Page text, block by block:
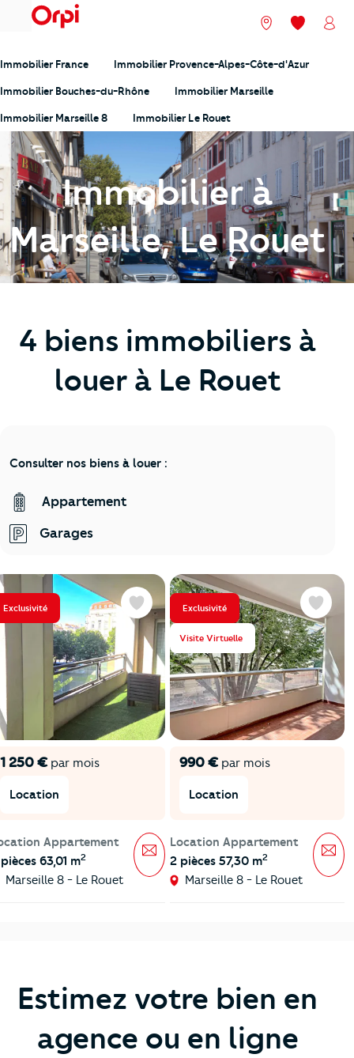
menu Nos agences
Mes
Immobilier France Immobilier Provence-Alpes-Côte-d'Azur
Immobilier Bouches-du-Rhône Immobilier Marseille
Immobilier Marseille 8 Immobilier Le Rouet
Immobilier à
Marseille, Le Rouet
4 biens immobiliers à
louer à Le Rouet
Consulter nos biens à louer :
Appartement
Garages
Exclusivité
1 250 €par mois
Location
Appartement
63,01 m2
Marseille 8 - Le Rouet
Favoris
Message
Exclusivité
Visite Virtuelle
990 €par mois
Location
Location Appartement
2 pièces 57,30 m2
Marseille 8 - Le Rouet
Favoris
Estimez votre bien en
agence ou en ligne